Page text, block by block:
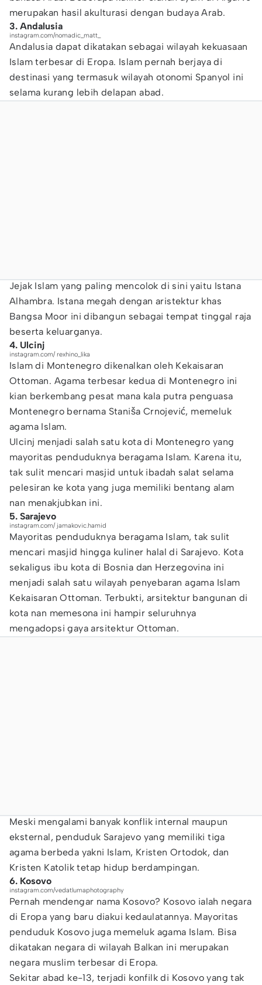
merupakan hasil akulturasi dengan budaya Arab.
3. Andalusia
instagram.com/nomadic_matt_
Andalusia dapat dikatakan sebagai wilayah kekuasaan
Islam terbesar di Eropa. Islam pernah berjaya di
destinasi yang termasuk wilayah otonomi Spanyol ini
selama kurang lebih delapan abad.
Jejak Islam yang paling mencolok di sini yaitu Istana
Alhambra. Istana megah dengan aristektur khas
Bangsa Moor ini dibangun sebagai tempat tinggal raja
beserta keluarganya.
4. Ulcinj
instagram.com/ rexhino_lika
Islam di Montenegro dikenalkan oleh Kekaisaran
Ottoman. Agama terbesar kedua di Montenegro ini
kian berkembang pesat mana kala putra penguasa
Montenegro bernama Staniša Crnojević, memeluk
agama Islam.
Ulcinj menjadi salah satu kota di Montenegro yang
mayoritas penduduknya beragama Islam. Karena itu,
tak sulit mencari masjid untuk ibadah salat selama
pelesiran ke kota yang juga memiliki bentang alam
nan menakjubkan ini.
5. Sarajevo
instagram.com/ jamakovic.hamid
Mayoritas penduduknya beragama Islam, tak sulit
mencari masjid hingga kuliner halal di Sarajevo. Kota
sekaligus ibu kota di Bosnia dan Herzegovina ini
menjadi salah satu wilayah penyebaran agama Islam
Kekaisaran Ottoman. Terbukti, arsitektur bangunan di
kota nan memesona ini hampir seluruhnya
mengadopsi gaya arsitektur Ottoman.
Meski mengalami banyak konflik internal maupun
eksternal, penduduk Sarajevo yang memiliki tiga
agama berbeda yakni Islam, Kristen Ortodok, dan
Kristen Katolik tetap hidup berdampingan.
6. Kosovo
instagram.com/vedatlumaphotography
Pernah mendengar nama Kosovo? Kosovo ialah negara
di Eropa yang baru diakui kedaulatannya. Mayoritas
penduduk Kosovo juga memeluk agama Islam. Bisa
dikatakan negara di wilayah Balkan ini merupakan
negara muslim terbesar di Eropa.
Sekitar abad ke-13, terjadi konfilk di Kosovo yang tak